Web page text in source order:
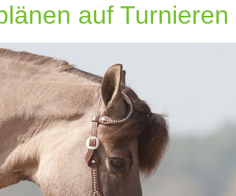
auf Turnieren